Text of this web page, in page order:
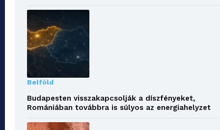
Belföld
Budapesten visszakapcsolják a díszfényeket,
Romániában továbbra is súlyos az energiahelyzet